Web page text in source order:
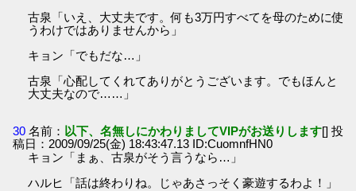
古泉「いえ、大丈夫です。何も3万円すべてを母のために使
うわけではありませんから」
キョン「でもだな…」
古泉「心配してくれてありがとうございます。でもほんと
大丈夫なので……」
30 名前： 以下、名無しにかわりましてVIPがお送りします[] 投
稿日：2009/09/25(金) 18:43:47.13 ID:CuomnfHN0
キョン「まぁ、古泉がそう言うなら…」
ハルヒ「話は終わりね。じゃあさっそく豪遊するわよ！」